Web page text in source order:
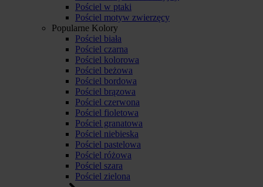
Pościel w ptaki
Pościel motyw zwierzęcy
Popularne Kolory
Pościel biała
Pościel czarna
Pościel kolorowa
Pościel beżowa
Pościel bordowa
Pościel brązowa
Pościel czerwona
Pościel fioletowa
Pościel granatowa
Pościel niebieska
Pościel pastelowa
Pościel różowa
Pościel szara
Pościel zielona